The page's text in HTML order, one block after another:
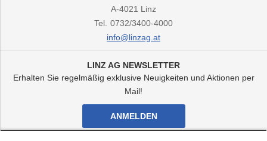
A-4021 Linz
Tel. 0732/3400-4000
info@linzag.at
LINZ AG NEWSLETTER
Erhalten Sie regelmäßig exklusive Neuigkeiten und Aktionen per
Mail!
ANMELDEN